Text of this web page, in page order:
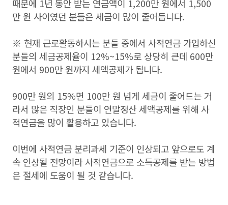
때문에 1년 동안 받는 연금액이 1,200만 원에서 1,500
만 원 사이였던 분들은 세금이 많이 줄어듭니다.
※ 현재 근로활동하시는 분들 중에서 사적연금 가입하신
분들의 세금공제율이 12%~15%로 상당히 큰데 600만
원에서 900만 원까지 세액공제가 됩니다.
900만 원의 15%면 100만 원 넘게 세금이 줄어드는 거
라서 많은 직장인 분들이 연말정산 세액공제를 위해 사
적연금을 많이 활용하고 있습니다.
이번에 사적연금 분리과세 기준이 인상되고 앞으로도 계
속 인상될 전망이라 사적연금으로 소득공제를 받는 방법
은 절세에 도움이 될 것 같습니다.